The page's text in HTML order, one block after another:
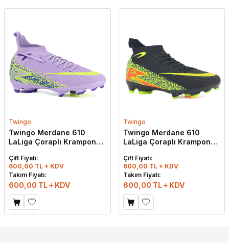
Twingo
Twingo Merdane 610
LaLiga Çoraplı Krampon
Çift Fiyatı:
600,00 TL + KDV
Takım Fiyatı:
600,00 TL KDV
Twingo
Twingo Merdane 610
LaLiga Çoraplı Krampon
Çift Fiyatı:
600,00 TL + KDV
Takım Fiyatı:
600,00 TL KDV